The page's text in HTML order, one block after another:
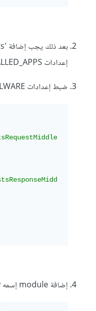
إعدادات INSTALLED_APPS
ضبط إعدادات MIDELLWARE
إضافة module إسمه hosts.py بجانب ملف settings